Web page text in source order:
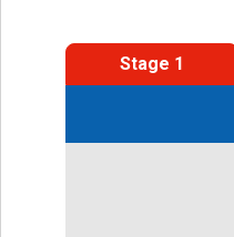
Stage 1